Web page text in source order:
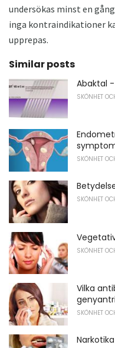
undersökas minst en
inga kontraindikationer
upprepas.
Similar posts
Abaktal
SKÖNHET
SKÖNHET
SKÖNHET
SKÖNHET
Vilka
SKÖNHET